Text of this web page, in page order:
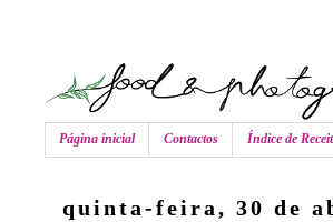
Página inicial Contactos Índice de
quinta-feira, 30 de